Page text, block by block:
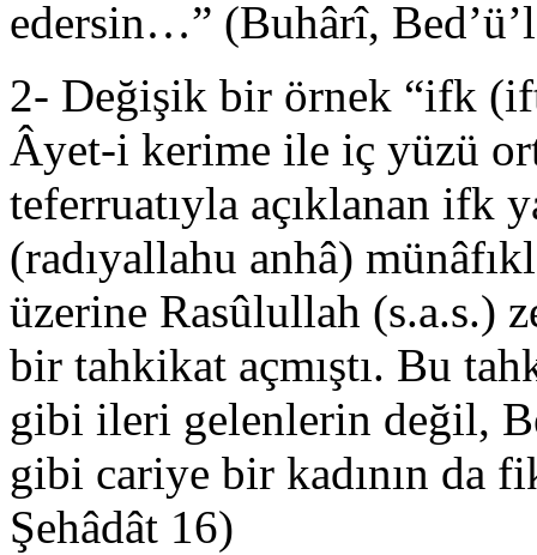
edersin…” (Buhârî,
2- Değişik bir örnek “ifk
Âyet-i kerime ile iç yüzü
teferruatıyla açıklanan ifk
(radıyallahu anhâ)
üzerine Rasûlullah (s.a.s.)
bir tahkikat açmıştı. Bu
gibi ileri gelenlerin değil,
gibi cariye bir kadının da
Şehâdât 16)